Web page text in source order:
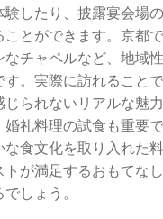
験したり、披露宴会場
ことができます。京都
なチャペルなど、地域
す。実際に訪れること
じられないリアルな魅
婚礼料理の試食も重要
な食文化を取り入れた
トが満足するおもてな
しょう。